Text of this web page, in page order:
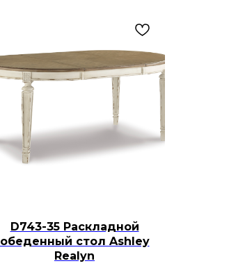
D743-35 Раскладной
обеденный стол Ashley
Realyn